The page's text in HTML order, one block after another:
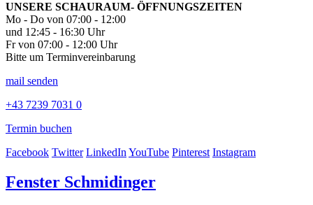
UNSERE SCHAURAUM- ÖFFNUNGSZEITEN
Mo - Do von 07:00 - 12:00
und 12:45 - 16:30 Uhr
Fr von 07:00 - 12:00 Uhr
Bitte um Terminvereinbarung
mail senden
+43 7239 7031 0
Termin buchen
Facebook Twitter LinkedInYouTube Pinterest Instagram
Fenster Schmidinger